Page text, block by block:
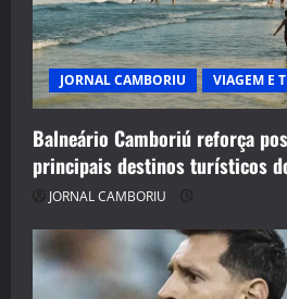
JORNAL CAMBORIU VIAGEM E
Balneário Camboriú reforça
principais destinos turísticos
JORNAL CAMBORIU